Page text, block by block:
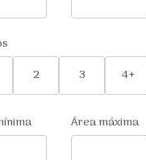
2 3 4+
Área máxima